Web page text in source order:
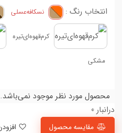
انتخاب رنگ : نسکافه‌عسلی
کرم‌قهوه‌ای‌تیره
مشکی
محصول مورد نظر موجود نمی‌باشد.
درانبار 0
مقایسه محصول